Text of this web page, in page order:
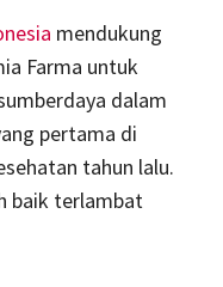
mendukung
Farma untuk
dalam
pertama di
tahun lalu.
baik terlambat